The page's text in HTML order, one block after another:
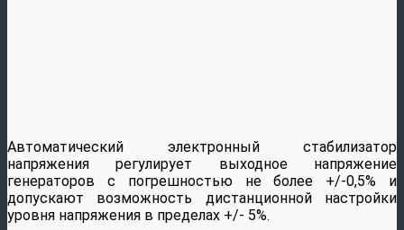
Автоматический электронный стабилизатор
напряжения регулирует выходное напряжение
генераторов с погрешностью не более +/-0,5% и
допускают возможность дистанционной настройки
уровня напряжения в пределах +/- 5%.